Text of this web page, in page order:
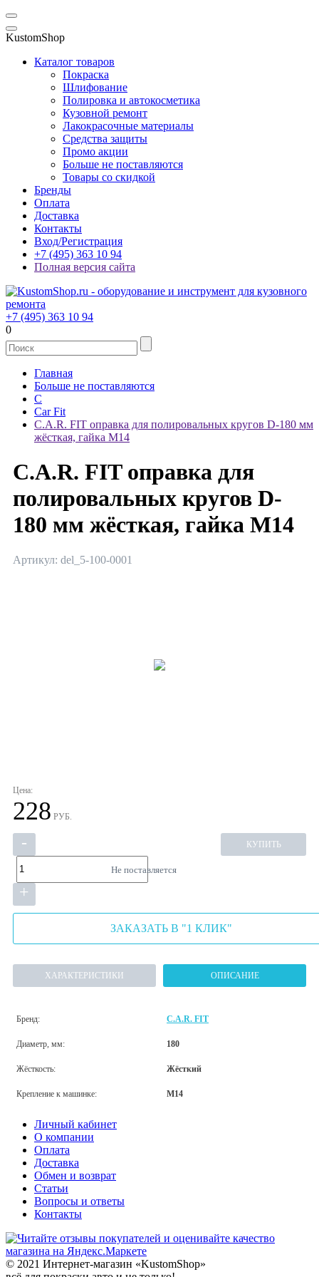
KustomShop
Каталог товаров
Покраска
Шлифование
Полировка и автокосметика
Кузовной ремонт
Лакокрасочные материалы
Средства защиты
Промо акции
Больше не поставляются
Товары со скидкой
Бренды
Оплата
Доставка
Контакты
Вход/Регистрация
+7 (495) 363 10 94
Полная версия сайта
+7 (495) 363 10 94
0
Главная
Больше не поставляются
C
Car Fit
C.A.R. FIT оправка для полировальных кругов D-180 мм
жёсткая, гайка М14
C.A.R. FIT оправка для
полировальных кругов D-
180 мм жёсткая, гайка М14
Артикул: del_5-100-0001
Цена:
228 РУБ.
-
+
КУПИТЬ
Не поставляется
ЗАКАЗАТЬ В "1 КЛИК"
ХАРАКТЕРИСТИКИ ОПИСАНИЕ
Бренд: C.A.R. FIT
Диаметр, мм: 180
Жёсткость: Жёсткий
Крепление к машинке: M14
Личный кабинет
О компании
Оплата
Доставка
Обмен и возврат
Статьи
Вопросы и ответы
Контакты
© 2021 Интернет-магазин «KustomShop»